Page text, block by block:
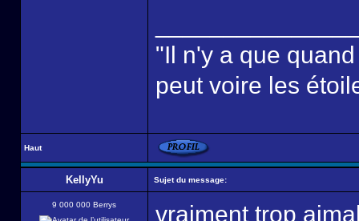
"Il n'y a que
peut voire les
Haut
KellyYu Sujet du message:
9 000 000 Berrys vraiment trop